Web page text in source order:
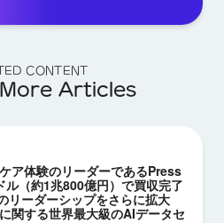
CONTENT
Articles
ア体験のリーダーであるPress
（約1兆800億円）で買収完了
ーダーシップをさらに拡大
関する世界最大級のAIデータセ